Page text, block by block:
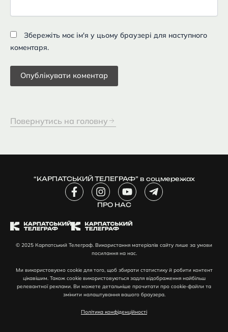
Збережіть моє ім'я у цьому браузері для наступного
коментаря.
Повернутись на головну
“КАРПАТСЬКИЙ ТЕЛЕГРАФ” в соцмережах
F
a
b
o
-
f
I
n
s
a
r
a
m
Y
o
u
u
e
T
e
a
-
p
l
a
ПРО НАС
© 2025 Карпатський Телеграф. Використання матеріалів сайту лише за умови
посилання на нас.
Ми використовуємо cookie для того, щоб збирати статистику й робити контент
цікавішим. Також cookie використовуються задля відображення найбільш
релевантної реклами. Ви можете детальніше прочитати про cookie-файли та
змінити налаштування вашого браузера.
Політика конфіденційності